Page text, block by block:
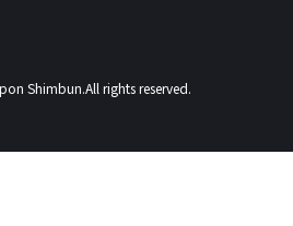
Shimbun.All rights reserved.